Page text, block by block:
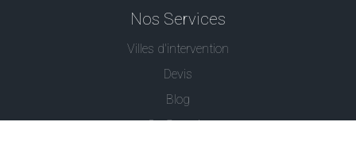
Nos Services
Villes d'intervention
Devis
Blog
Ou Serrurier